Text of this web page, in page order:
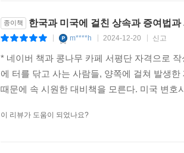
종이책 한국과 미국에 걸친 상속과 증여법과
m****h 2024-12-20 신고
* 네이버 책과 콩나무 카페 서평단 자격으로
에 터를 닦고 사는 사람들, 양쪽에 걸쳐 발생
때문에 속 시원한 대비책을 모른다. 미국 변
이 리뷰가 도움이 되었나요?